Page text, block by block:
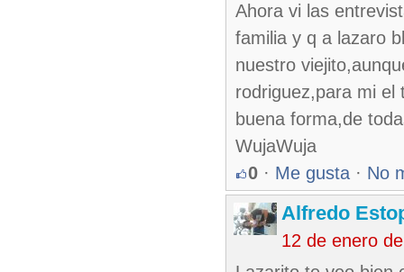
Ahora vi las
familia y q a lazaro
nuestro
rodriguez,para mi el
buena forma,de
WujaWuja
0 · Me gusta · No
Alfredo
12 de enero